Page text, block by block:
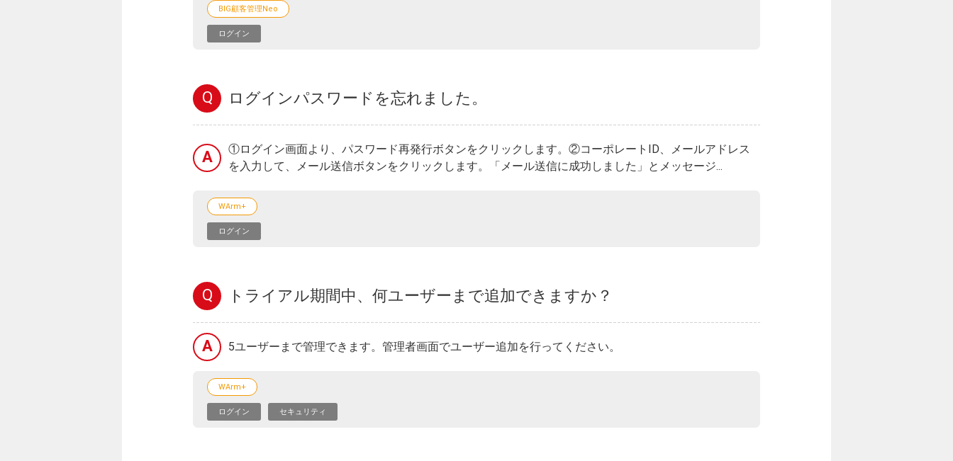
BIG顧客管理Neo
ログイン
Q ログインパスワードを忘れました。
A
①ログイン画面より、パスワード再発行ボタンをクリックします。②コーポレートID、メールアドレス
を入力して、メール送信ボタンをクリックします。「メール送信に成功しました」とメッセージ...
WArm+
ログイン
Q トライアル期間中、何ユーザーまで追加できますか？
A 5ユーザーまで管理できます。管理者画面でユーザー追加を行ってください。
WArm+
ログイン セキュリティ